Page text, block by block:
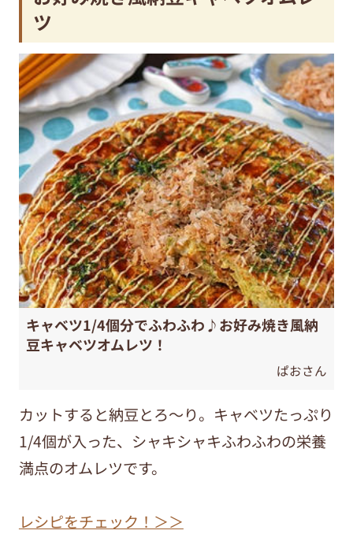
ツ
キャベツ1/4個分でふわふわ♪お好み焼き風納
豆キャベツオムレツ！
ぱおさん
カットすると納豆とろ～り。キャベツたっぷり
1/4個が入った、シャキシャキふわふわの栄養
満点のオムレツです。
レシピをチェック！＞＞